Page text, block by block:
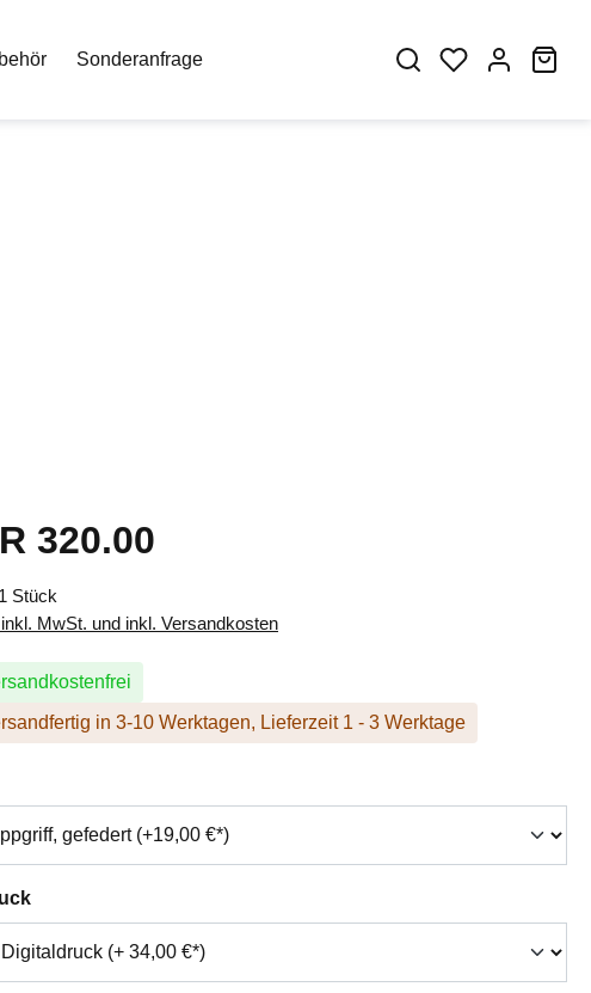
Sonderanfrage
Preis:
320.00
1 Stück
MwSt. und inkl. Versandkosten
in 3-10 Werktagen, Lieferzeit 1 - 3 Werktage
auswählen